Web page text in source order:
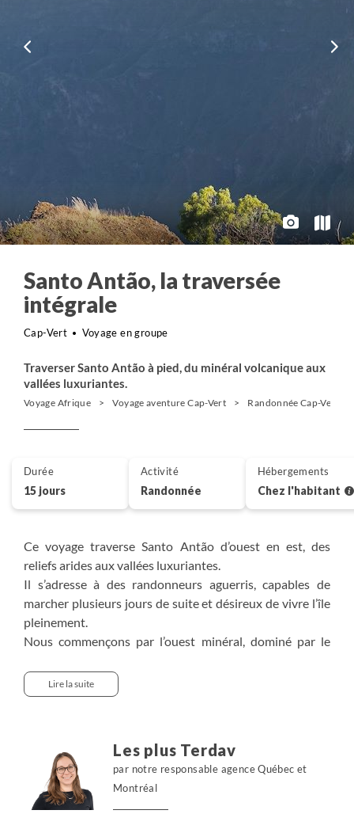
Santo Antão, la traversée
intégrale
Cap-Vert Voyage en groupe
Traverser Santo Antão à pied, du minéral volcanique aux
vallées luxuriantes.
Voyage Afrique Voyage aventure Cap-Vert Randonnée Cap-Vert
Ce voyage traverse Santo Antão d’ouest en est, des
reliefs arides aux vallées luxuriantes.
Il s’adresse à des randonneurs aguerris, capables de
marcher plusieurs jours de suite et désireux de vivre l’île
pleinement.
Nous commençons par l’ouest minéral, dominé par le
sentiers muletiers entre falaises et villages isolés. À l’est,
les vallées verdoyantes de canne à sucre et de cultures
l’habitant, sur les terrasses surplombant les vallées, pour
une immersion authentique et une proximité avec la vie
locale. Chaque étape révèle une facette différente de l’île.
Lire la suite
Les plus Terdav
par notre responsable agence Québec et
Montréal
Durée
15 jours
Activité
Randonnée
Hébergements
Chez l'habitant